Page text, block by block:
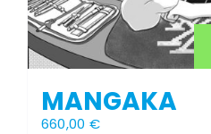
MANGAKA
660,00 €